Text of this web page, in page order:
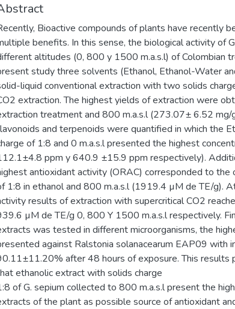
Bioactive compounds of plants have recently
benefits. In this sense, the biological activity of
altitudes (0, 800 y 1500 m.a.s.l) of Colombian
study three solvents (Ethanol, Ethanol-Water
liquid conventional extraction with two solids
extraction. The highest yields of extraction were
treatment and 800 m.a.s.l (273.07± 6.52 mg/
and terpenoids were quantified in which the
of 1:8 and 0 m.a.s.l presented the highest
ppm y 640.9 ±15.9 ppm respectively).
antioxidant activity (ORAC) corresponded to the
1:8 in ethanol and 800 m.a.s.l (1919.4 µM de TE/g).
results of extraction with supercritical CO2
µM de TE/g 0, 800 Y 1500 m.a.s.l respectively.
was tested in different microorganisms, the
against Ralstonia solanacearum EAP09 with
after 48 hours of exposure. This results
ethanolic extract with solids charge
of G. sepium collected to 800 m.a.s.l present the
of the plant as possible source of antioxidant